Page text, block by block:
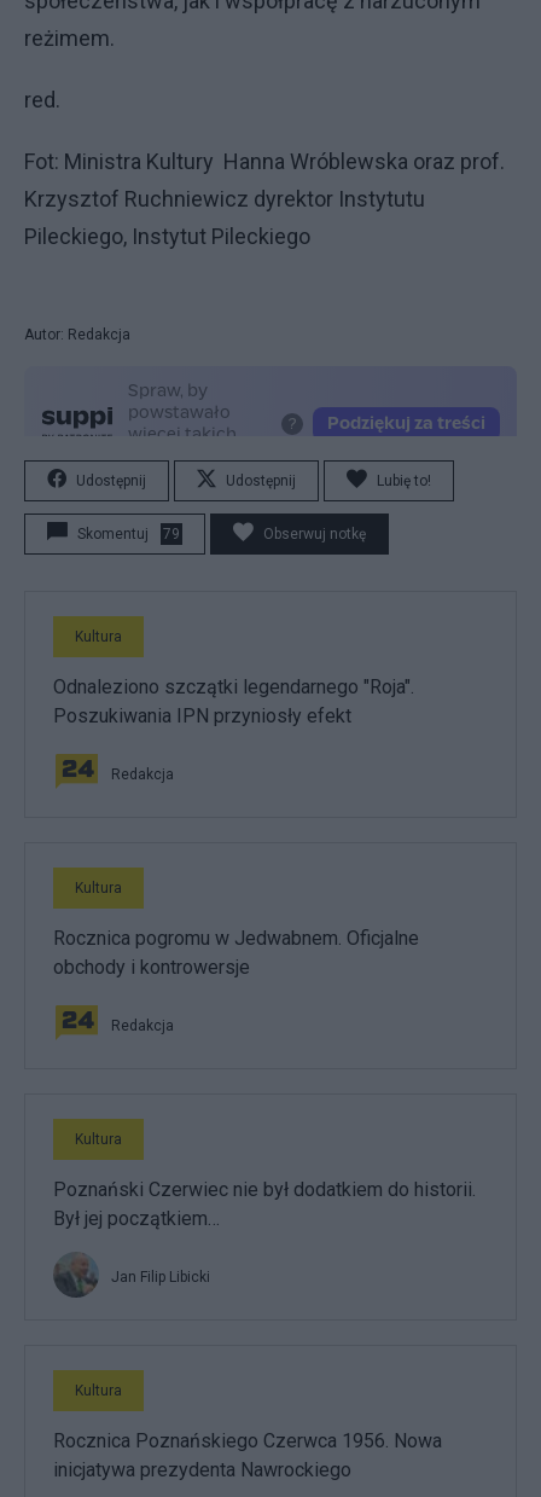
reżimem.
red.
Fot: Ministra Kultury Hanna Wróblewska oraz prof.
Krzysztof Ruchniewicz dyrektor Instytutu
Pileckiego, Instytut Pileckiego
Autor: Redakcja
Udostępnij Udostępnij Lubię to!
Skomentuj 79 Obserwuj notkę
Kultura
Odnaleziono szczątki legendarnego "Roja".
Poszukiwania IPN przyniosły efekt
Redakcja
Kultura
Rocznica pogromu w Jedwabnem. Oficjalne
obchody i kontrowersje
Redakcja
Kultura
Poznański Czerwiec nie był dodatkiem do historii.
Był jej początkiem…
Jan Filip Libicki
Kultura
Rocznica Poznańskiego Czerwca 1956. Nowa
inicjatywa prezydenta Nawrockiego